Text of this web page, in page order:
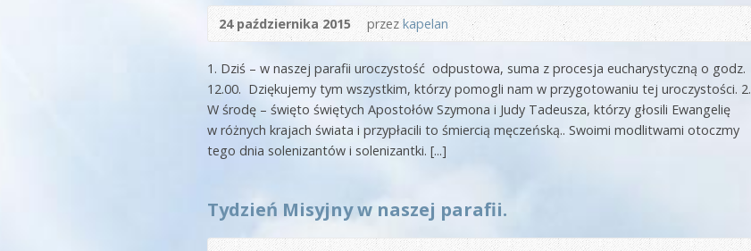
24 października 2015 przezkapelan
1. Dziś – w naszej parafii uroczystość odpustowa, suma z procesja eucharystyczną o godz.
12.00. Dziękujemy tym wszystkim, którzy pomogli nam w przygotowaniu tej uroczystości. 2.
W środę – święto świętych Apostołów Szymona i Judy Tadeusza, którzy głosili Ewangelię
w różnych krajach świata i przypłacili to śmiercią męczeńską.. Swoimi modlitwami otoczmy
tego dnia solenizantów i solenizantki. [...]
Tydzień Misyjny w naszej parafii.